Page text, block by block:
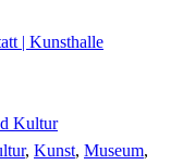
| Kunsthalle
Kultur
, Kunst, Museum,